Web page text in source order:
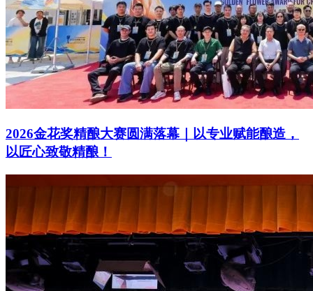
2026金花奖精酿大赛圆满落幕｜以专业赋能酿造，
以匠心致敬精酿！